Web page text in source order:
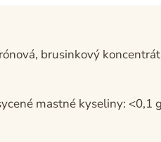
brusinkový
mastné kyseliny: